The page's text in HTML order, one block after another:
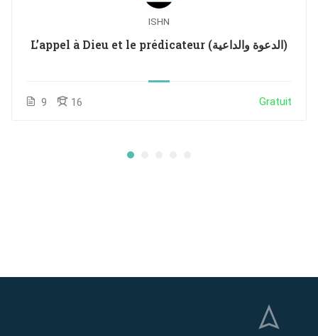
ISHN
L’appel à Dieu et le prédicateur (الدعوة والداعية)
9 16 Gratuit